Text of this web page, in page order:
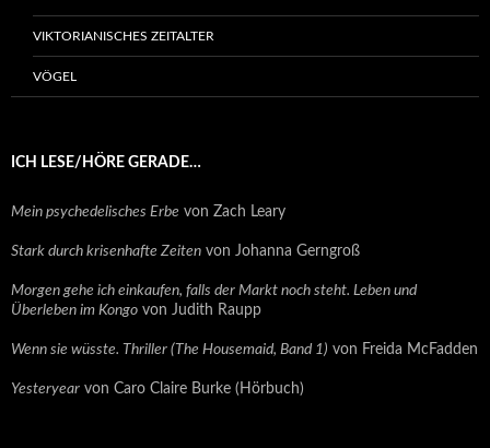
VIKTORIANISCHES ZEITALTER
VÖGEL
ICH LESE/HÖRE GERADE…
Mein psychedelisches Erbe von Zach Leary
Stark durch krisenhafte Zeiten von Johanna Gerngroß
Morgen gehe ich einkaufen, falls der Markt noch steht. Leben und
Überleben im Kongo von Judith Raupp
Wenn sie wüsste. Thriller (The Housemaid, Band 1) von Freida McFadden
Yesteryear von Caro Claire Burke (Hörbuch)